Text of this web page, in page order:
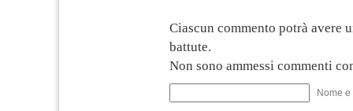
Ciascun commento potrà avere
battute.
Non sono ammessi commenti
Nome